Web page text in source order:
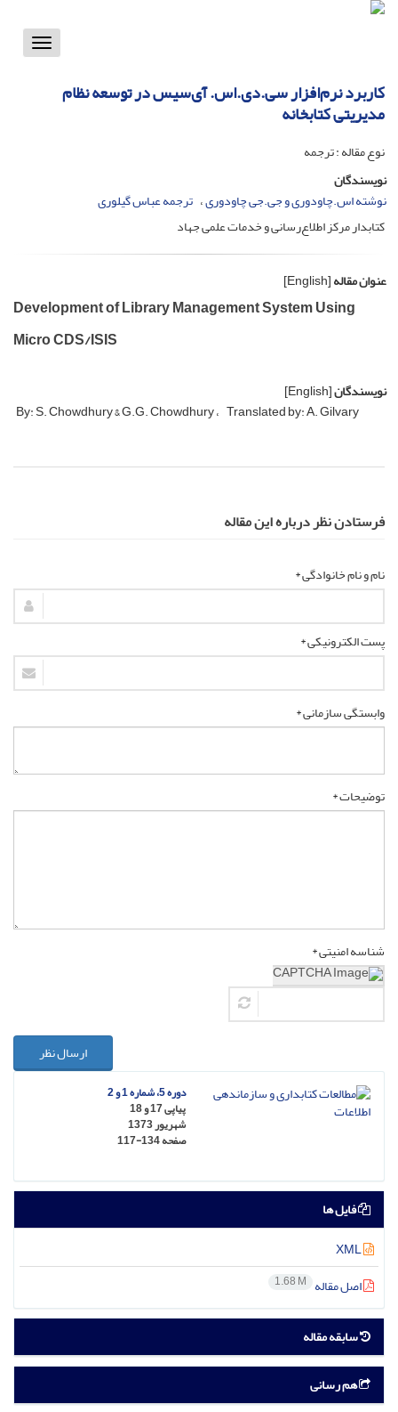
Toggle
کاربرد نرم‌افزار سی.دی.اس. آی‌سیس در توسعه نظام
مدیریتی کتابخانه
نوع مقاله : ترجمه
نویسندگان
نوشته اس.چاودوری و جی.جی چاودوری ترجمه عباس گیلوری
کتابدار مرکز اطلاع‌رسانی و خدمات علمی جهاد
عنوان مقاله[English]
Development of Library Management System Using
Micro CDS/ISIS
نویسندگان[English]
By: S. Chowdhury & G.G. Chowdhury Translated by: A. Gilvary
فرستادن نظر درباره این مقاله
نام و نام خانوادگی *
پست الکترونیکی *
وابستگی سازمانی *
توضیحات *
شناسه امنیتی *
ارسال نظر
دوره 5، شماره 1 و 2
پیاپی 17 و 18
شهریور 1373
صفحه117-134
فایل ها
اصل مقاله 1.68 M
سابقه مقاله
هم رسانی